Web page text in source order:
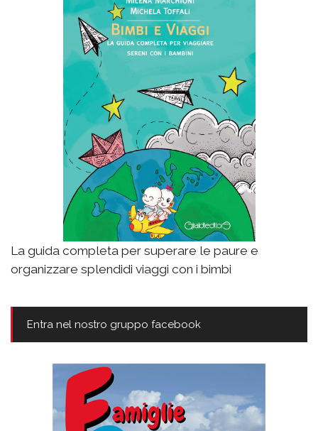
La guida completa per superare le paure e
organizzare splendidi viaggi con i bimbi
Entra nel nostro gruppo facebook